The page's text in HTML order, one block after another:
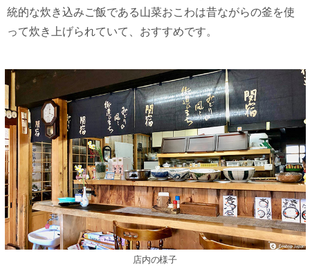
統的な炊き込みご飯である山菜おこわは昔ながらの釜を使
って炊き上げられていて、おすすめです。
店内の様⼦